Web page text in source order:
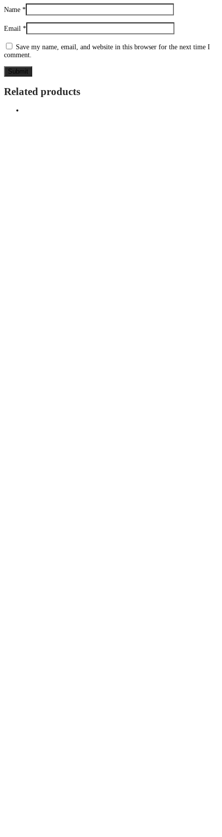
Name *
Email *
Save my name, email, and website in this browser for the next time I
comment.
Related products